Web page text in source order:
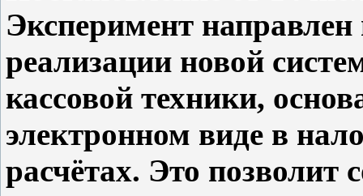
Эксперимент
реализации новой
кассовой техники,
электронном виде в
расчётах. Это позволит